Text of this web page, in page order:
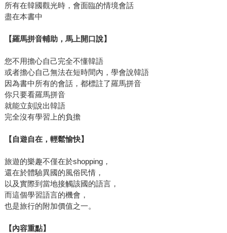
所有在韓國觀光時，會面臨的情境會話
盡在本書中
【羅馬拼音輔助，馬上開口說】
您不用擔心自己完全不懂韓語
或者擔心自己無法在短時間內，學會說韓語
因為書中所有的會話，都標註了羅馬拼音
你只要看羅馬拼音
就能立刻說出韓語
完全沒有學習上的負擔
【自遊自在，輕鬆愉快】
旅遊的樂趣不僅在於shopping，
還在於體驗異國的風俗民情，
以及實際到當地接觸該國的語言，
而這個學習語言的機會，
也是旅行的附加價值之一。
【內容重點】